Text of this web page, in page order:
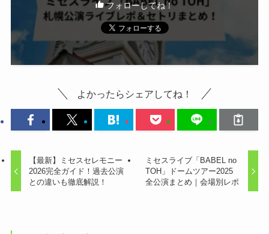
フォローしてね！
よかったらシェアしてね！
【最新】ミセスセレモニー
2026完全ガイド！過去公演
との違いも徹底解説！
ミセスライブ「BABEL no
TOH」ドームツアー2025
全公演まとめ｜会場別レポ